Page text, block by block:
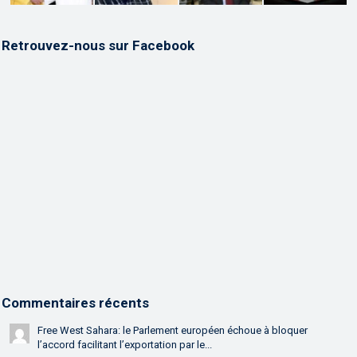
Retrouvez-nous sur Facebook
Commentaires récents
Free West Sahara: le Parlement européen échoue à bloquer
l’accord facilitant l’exportation par le...